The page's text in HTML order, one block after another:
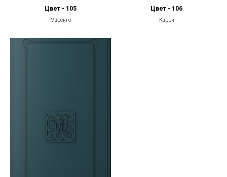
Цвет - 105
Маренго
Цвет - 106
Карри